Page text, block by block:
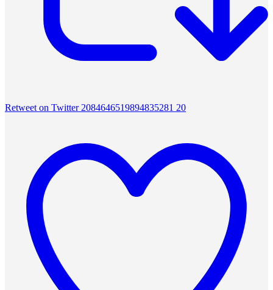
Retweet on Twitter 2084646519894835281 20